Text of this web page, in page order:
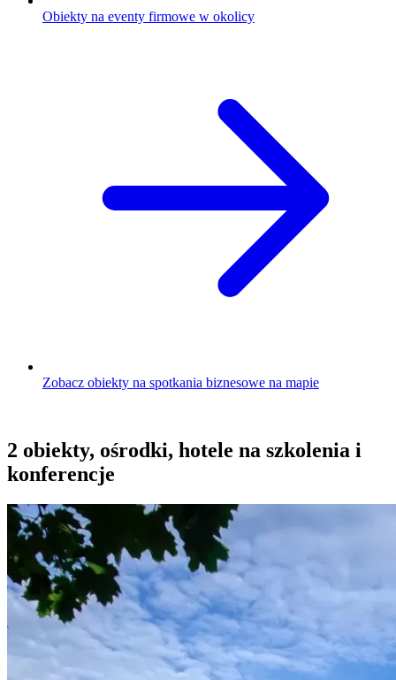
Obiekty na eventy firmowe w okolicy
Zobacz obiekty na spotkania biznesowe na mapie
2 obiekty, ośrodki, hotele na szkolenia i
konferencje